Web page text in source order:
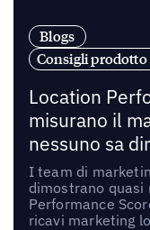
Blogs
Consigli
Location
misurano il
nessuno sa
I team di
dimostrano quasi
Performance
ricavi marketing